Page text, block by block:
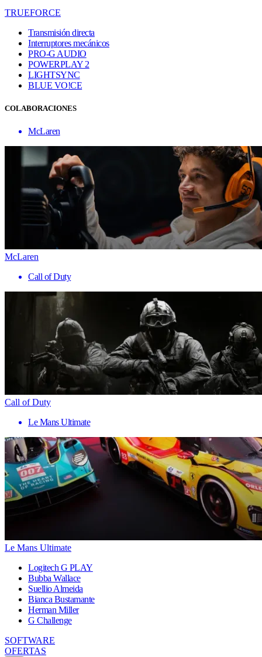
TRUEFORCE
Transmisión directa
Interruptores mecánicos
PRO-G AUDIO
POWERPLAY 2
LIGHTSYNC
BLUE VO!CE
COLABORACIONES
McLaren
McLaren
Call of Duty
Call of Duty
Le Mans Ultimate
Le Mans Ultimate
Logitech G PLAY
Bubba Wallace
Suellio Almeida
Bianca Bustamante
Herman Miller
G Challenge
SOFTWARE
OFERTAS